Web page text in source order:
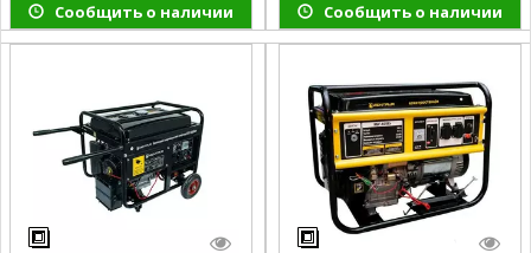
Сообщить о наличии Сообщить о наличии